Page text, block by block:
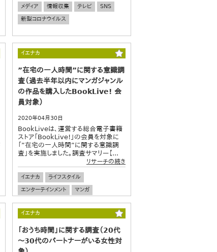
メディア 情報収集 テレビ
SNS
新型コロナウイルス
イエナカ
”在宅の一人時間”に関する意識調
査（過去半年以内にマンガジャンル
の作品を購入したBookLive! 会
員対象）
2020年04月30日
BookLiveは、運営する総合電子書籍
ストア「BookLive!」の会員を対象に
「”在宅の一人時間”に関する意識調
査」を実施しました。調査サマリー【...
リサーチの続き
イエナカ
ライフスタイル
エンターテインメント
マンガ
イエナカ
「おうち時間」に関する調査（20代
～30代のパートナーがいる女性対